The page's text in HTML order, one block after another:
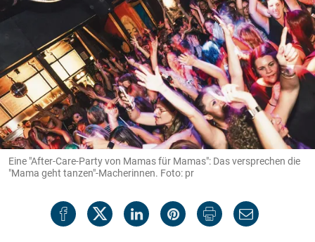
Eine "After-Care-Party von Mamas für Mamas": Das versprechen die
"Mama geht tanzen"-Macherinnen. Foto: pr